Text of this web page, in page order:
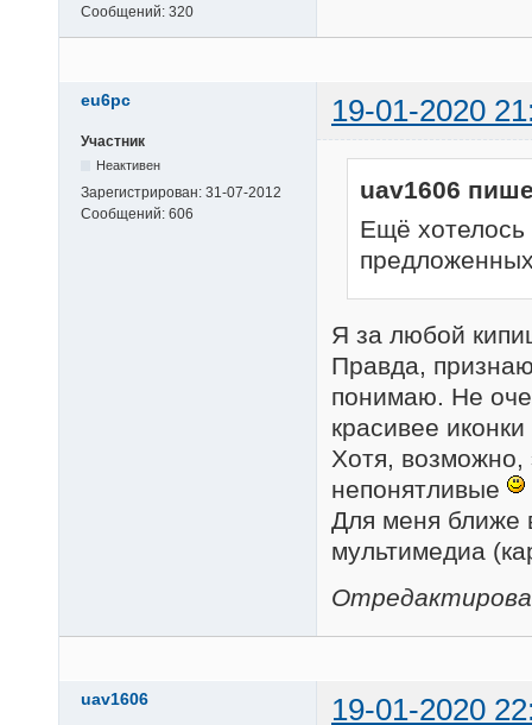
Сообщений: 320
eu6pc 19-01-2020
Участник
Неактивен
Зарегистрирован: 31-07-2012
Сообщений: 606
uav1606
Ещё
Я за любой
Правда,
понимаю. Не
красивее
Хотя, возможно,
непонятливые
Для меня ближе
мультимедиа
uav1606 19-01-2020